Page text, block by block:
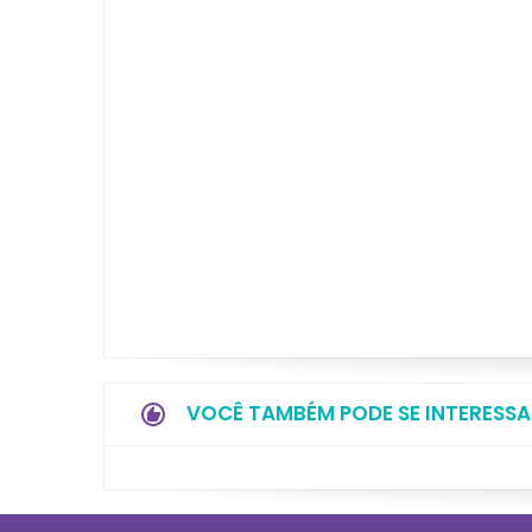
VOCÊ TAMBÉM PODE SE